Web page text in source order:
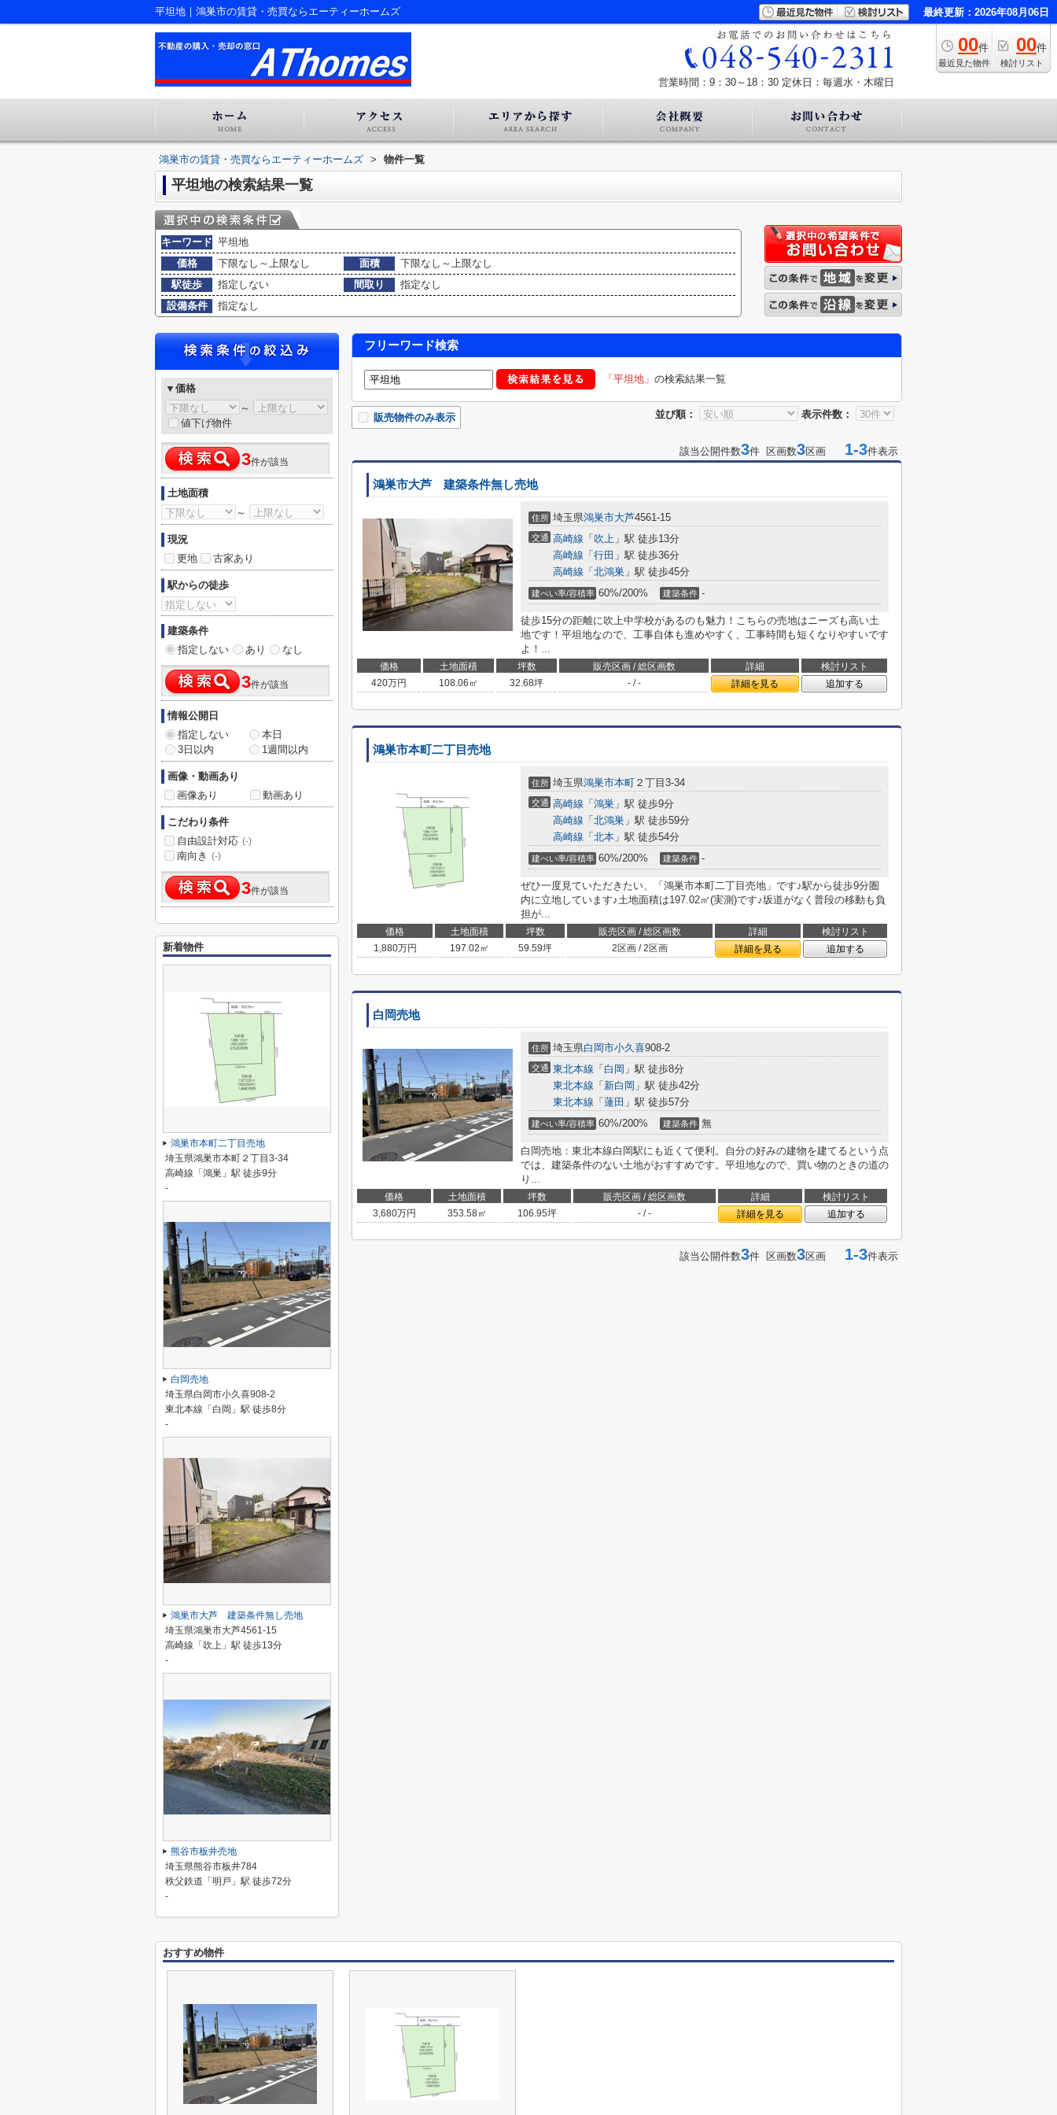
平坦地｜鴻巣市の賃貸・売買ならエーティーホームズ 最終更新：2026年08月06日
00件
最近見た物件
00件
検討リスト
営業時間：9：30～18：30 定休日：毎週水・木曜日
鴻巣市の賃貸・売買ならエーティーホームズ > 物件一覧
平坦地の検索結果一覧
キーワード 平坦地
価格
下限なし～上限なし 面積
下限なし～上限なし
駅徒歩
指定しない 間取り
指定なし
設備条件
指定なし
フリーワード検索
「平坦地」 の検索結果一覧
並び順： 表示件数：
販売物件のみ表示
該当公開件数3件 区画数3区画 1-3件表示
鴻巣市大芦 建築条件無し売地
住所 埼玉県鴻巣市大芦4561-15
交通 高崎線 「 吹上 」駅 徒歩13分
高崎線 「 行田 」駅 徒歩36分
高崎線 「 北鴻巣 」駅 徒歩45分
建ぺい率/容積率 60%/200% 建築条件 -
徒歩15分の距離に吹上中学校があるのも魅力！こちらの売地はニーズも高い土
地です！平坦地なので、工事自体も進めやすく、工事時間も短くなりやすいです
よ！...
価格 土地面積 坪数 販売区画 / 総区画数 詳細
検討リスト
420万円 108.06㎡ 32.68坪 - / - 詳細を見る 追加する
鴻巣市本町二丁目売地
住所 埼玉県鴻巣市本町 ２丁目3-34
交通 高崎線 「 鴻巣 」駅 徒歩9分
高崎線 「 北鴻巣 」駅 徒歩59分
高崎線 「 北本 」駅 徒歩54分
建ぺい率/容積率 60%/200% 建築条件 -
ぜひ一度見ていただきたい、「鴻巣市本町二丁目売地」です♪駅から徒歩9分圏
内に立地しています♪土地面積は197.02㎡(実測)です♪坂道がなく普段の移動も負
担が...
価格 土地面積 坪数 販売区画 / 総区画数 詳細
検討リスト
1,880万円 197.02㎡ 59.59坪 2区画 / 2区画 詳細を見る 追加する
白岡売地
住所 埼玉県白岡市小久喜908-2
交通 東北本線 「 白岡 」駅 徒歩8分
東北本線 「 新白岡 」駅 徒歩42分
東北本線 「 蓮田 」駅 徒歩57分
建ぺい率/容積率 60%/200% 建築条件 無
白岡売地：東北本線白岡駅にも近くて便利。自分の好みの建物を建てるという点
では、建築条件のない土地がおすすめです。平坦地なので、買い物のときの道の
り...
価格 土地面積 坪数 販売区画 / 総区画数 詳細
検討リスト
3,680万円 353.58㎡ 106.95坪 - / - 詳細を見る 追加する
該当公開件数3件 区画数3区画 1-3件表示
▼価格
～
値下げ物件
3件が該当
土地面積
～
現況
更地
古家あり
駅からの徒歩
建築条件
指定しない
あり なし
3件が該当
情報公開日
指定しない
本日
3日以内
1週間以内
画像・動画あり
画像あり
動画あり
こだわり条件
自由設計対応 (-)
南向き (-)
3件が該当
新着物件
鴻巣市本町二丁目売地
埼玉県鴻巣市本町２丁目3-34
高崎線「鴻巣」駅 徒歩9分
-
白岡売地
埼玉県白岡市小久喜908-2
東北本線「白岡」駅 徒歩8分
-
鴻巣市大芦 建築条件無し売地
埼玉県鴻巣市大芦4561-15
高崎線「吹上」駅 徒歩13分
-
熊谷市板井売地
埼玉県熊谷市板井784
秩父鉄道「明戸」駅 徒歩72分
-
おすすめ物件